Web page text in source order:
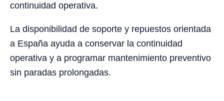
continuidad operativa.
La disponibilidad de soporte y repuestos orientada
a España ayuda a conservar la continuidad
operativa y a programar mantenimiento preventivo
sin paradas prolongadas.